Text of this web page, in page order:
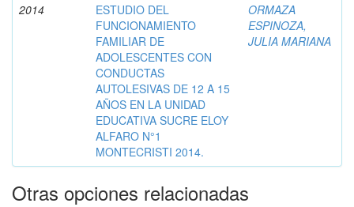
2014
ESTUDIO DEL
FUNCIONAMIENTO
FAMILIAR DE
ADOLESCENTES CON
CONDUCTAS
AUTOLESIVAS DE 12 A 15
AÑOS EN LA UNIDAD
EDUCATIVA SUCRE ELOY
ALFARO N°1
MONTECRISTI 2014.
ORMAZA
ESPINOZA,
JULIA MARIANA
Otras opciones relacionadas